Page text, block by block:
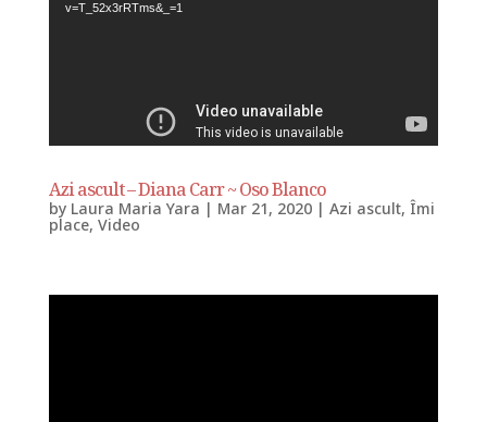
v=T_52x3rRTms&_=1
Azi ascult – Diana Carr ~ Oso Blanco
by Laura Maria Yara | Mar 21, 2020| Azi ascult, Îmi
place, Video